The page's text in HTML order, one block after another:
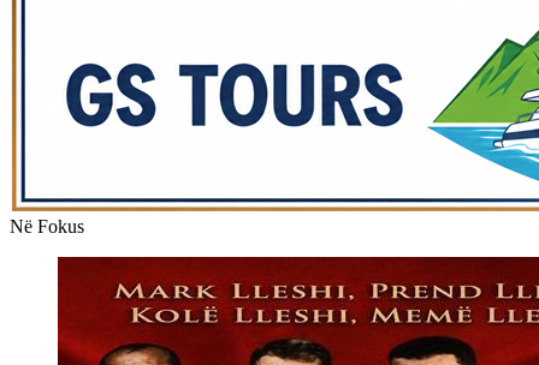
Në Fokus